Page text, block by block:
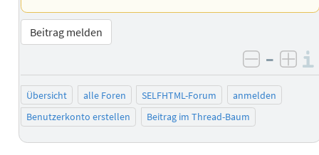
Beitrag melden
negativ
–
Übersicht alle Foren SELFHTML-Forum
anmelden
Benutzerkonto erstellen
Beitrag im Thread-Baum